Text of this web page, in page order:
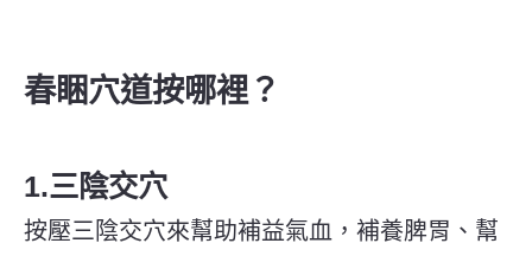
春睏穴道按哪裡？
1.三陰交穴
按壓三陰交穴來幫助補益氣血，補養脾胃、幫